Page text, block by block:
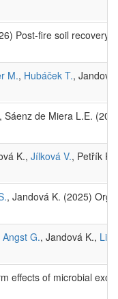
Post-fire soil recovery
M., Hubáček T.,
, Sáenz de Miera L.E.
K., Jílková V., Petřík P.,
, Jandová K. (2025)
Angst G., Jandová K.,
effects of microbial